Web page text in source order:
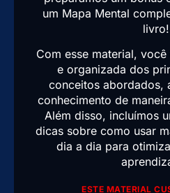
um Mapa Mental
livro!
Com esse material,
e organizada dos
conceitos abordados,
conhecimento de
Além disso, incluímos
dicas sobre como usar
dia a dia para
ESTE MATERIAL